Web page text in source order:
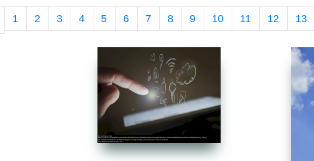
1 2 3 4 5 6 7 8 9 10 11 12 13